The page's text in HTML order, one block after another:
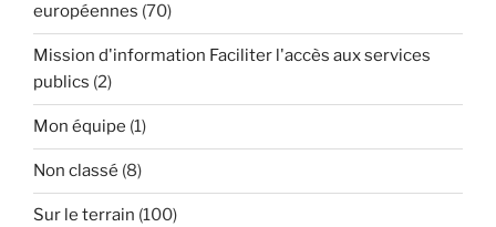
européennes (70)
Mission d'information Faciliter l'accès aux services
publics (2)
Mon équipe (1)
Non classé (8)
Sur le terrain (100)